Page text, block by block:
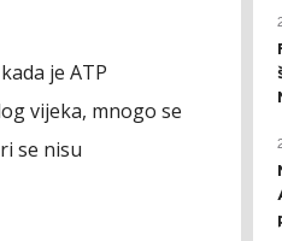
je ATP
vijeka, mnogo se
se nisu